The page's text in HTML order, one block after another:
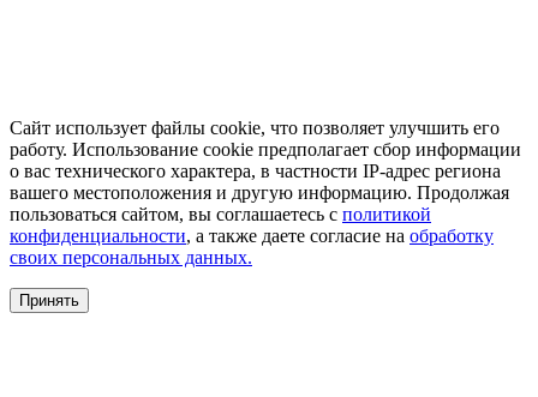
Сайт использует файлы cookie, что позволяет улучшить его
работу. Использование cookie предполагает сбор информации
о вас технического характера, в частности IP-адрес региона
вашего местоположения и другую информацию. Продолжая
пользоваться сайтом, вы соглашаетесь с политикой
конфиденциальности, а также даете согласие на обработку
своих персональных данных.
Принять